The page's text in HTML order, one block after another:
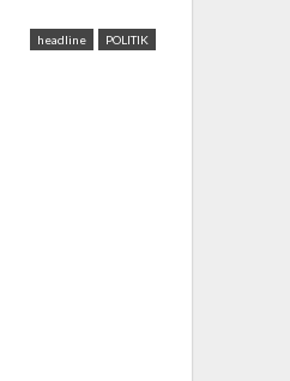
headline POLITIK